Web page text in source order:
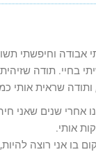
אבודה וחיפשתי
בחיי. תודה
שראית אותי
אחרי שנים שאני
אותי.
בו אני רוצה